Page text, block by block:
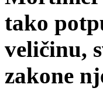
tako
veličinu,
zakone